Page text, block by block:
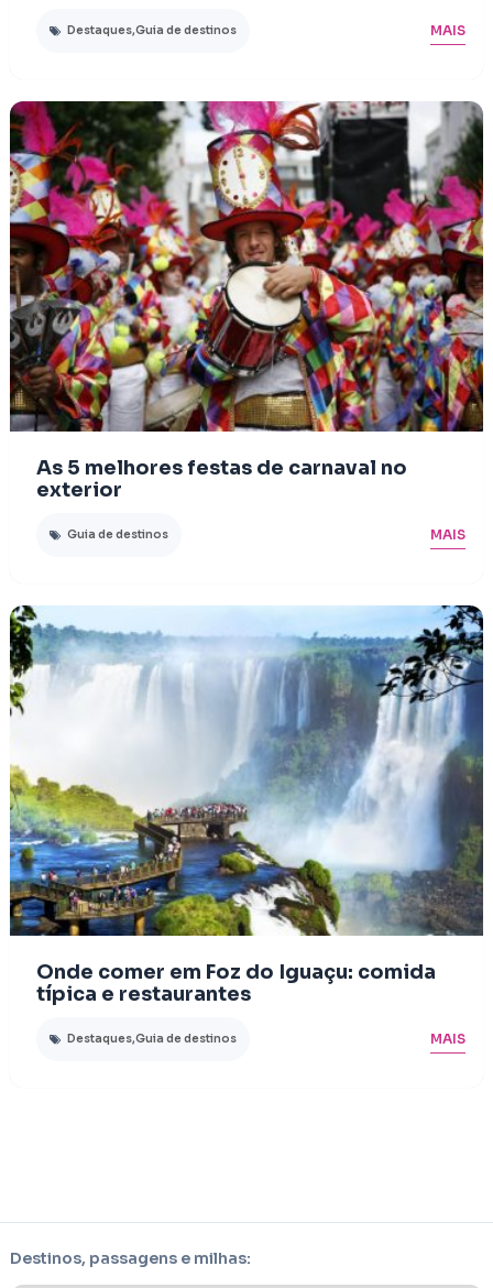
Destaques,Guia de destinos MAIS
As 5 melhores festas de carnaval no
exterior
Guia de destinos MAIS
Onde comer em Foz do Iguaçu: comida
típica e restaurantes
Destaques,Guia de destinos MAIS
Destinos, passagens e milhas: